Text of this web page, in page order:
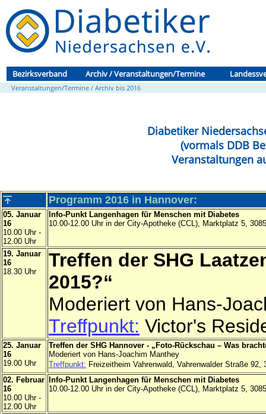
Bezirksverband Archiv / Veranstaltungen/Termine
Veranstaltungen/Termine / Archiv bis 2016
Diabetiker
(vormals DDB
Veranstaltungen
Programm 2016 in Hannover:
05. Januar
16
10.00 Uhr -
12.00 Uhr
Info-Punkt Langenhagen für Menschen mit Diabetes
10.00-12.00 Uhr in der City-Apotheke (CCL), Marktplatz 5,
19. Januar
16
18.30 Uhr
Treffen der SHG
2015?“
Moderiert von Hans-
Treffpunkt: Victor's
25. Januar
16
19.00 Uhr
Treffen der SHG Hannover - „Foto-Rückschau – Was
Moderiert von Hans-Joachim Manthey
Treffpunkt: Freizeitheim Vahrenwald, Vahrenwalder Straße 92,
02. Februar
16
10.00 Uhr -
12.00 Uhr
Info-Punkt Langenhagen für Menschen mit Diabetes
10.00-12.00 Uhr in der City-Apotheke (CCL), Marktplatz 5,